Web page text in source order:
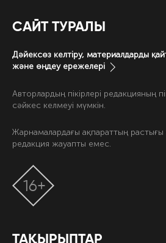
САЙТ ТУРАЛЫ
Дәйексөз келтіру, материалдарды
және өңдеу ережелері
Авторлардың пікірлері редакцияның
сәйкес келмеуі мүмкін.
Жарнамалардағы ақпараттың растығы
редакция жауапты емес.
ТАҚЫРЫПТАР
16+